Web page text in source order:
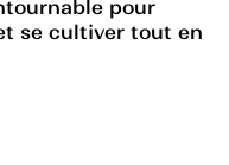
pour
se cultiver tout en